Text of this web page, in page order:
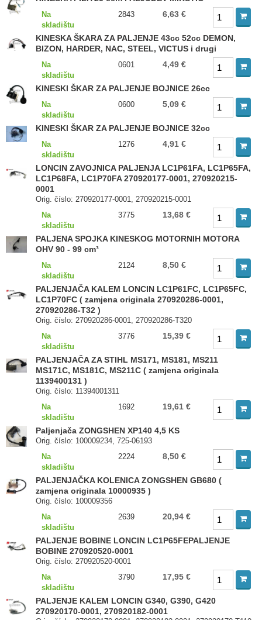
Na
skladištu
2843 6,63 €
KINESKA ŠKARA ZA PALJENJE 43cc 52cc DEMON,
BIZON, HARDER, NAC, STEEL, VICTUS i drugi
Na
skladištu
0601 4,49 €
KINESKI ŠKAR ZA PALJENJE BOJNICE 26cc
Na
skladištu
0600 5,09 €
KINESKI ŠKAR ZA PALJENJE BOJNICE 32cc
Na
skladištu
1276 4,91 €
LONCIN ZAVOJNICA PALJENJA LC1P61FA, LC1P65FA,
LC1P68FA, LC1P70FA 270920177-0001, 270920215-
0001
Orig. číslo: 270920177-0001, 270920215-0001
Na
skladištu
3775 13,68 €
PALJENA SPOJKA KINESKOG MOTORNIH MOTORA
OHV 90 - 99 cm³
Na
skladištu
2124 8,50 €
PALJENJAČA KALEM LONCIN LC1P61FC, LC1P65FC,
LC1P70FC ( zamjena originala 270920286-0001,
270920286-T32 )
Orig. číslo: 270920286-0001, 270920286-T320
Na
skladištu
3776 15,39 €
PALJENJAČA ZA STIHL MS171, MS181, MS211
MS171C, MS181C, MS211C ( zamjena originala
1139400131 )
Orig. číslo: 11394001311
Na
skladištu
1692 19,61 €
Paljenjača ZONGSHEN XP140 4,5 KS
Orig. číslo: 100009234, 725-06193
Na
skladištu
2224 8,50 €
PALJENJAČKA KOLENICA ZONGSHEN GB680 (
zamjena originala 10000935 )
Orig. číslo: 100009356
Na
skladištu
2639 20,94 €
PALJENJE BOBINE LONCIN LC1P65FEPALJENJE
BOBINE 270920520-0001
Orig. číslo: 270920520-0001
Na
skladištu
3790 17,95 €
PALJENJE KALEM LONCIN G340, G390, G420
270920170-0001, 270920182-0001